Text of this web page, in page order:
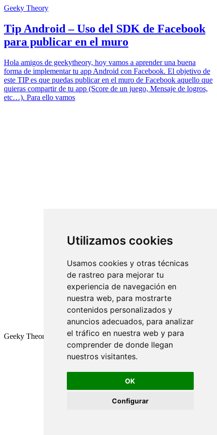
Utilizamos cookies
Usamos cookies y otras técnicas
de rastreo para mejorar tu
experiencia de navegación en
nuestra web, para mostrarte
contenidos personalizados y
anuncios adecuados, para analizar
el tráfico en nuestra web y para
comprender de donde llegan
nuestros visitantes.
OK
Configurar
Geeky Theory
Tip Android – Uso del SDK de Facebook
para publicar en el muro
Hola amigos de geekytheory, hoy vamos a aprender una buena
forma de implementar tu app Android con Facebook. El objetivo de
este TIP es que puedas publicar en el muro de Facebook aquello que
quieras compartir de tu app (Score de un juego, Mensaje de logros,
etc…). Para ello vamos
Geeky Theory © 2026